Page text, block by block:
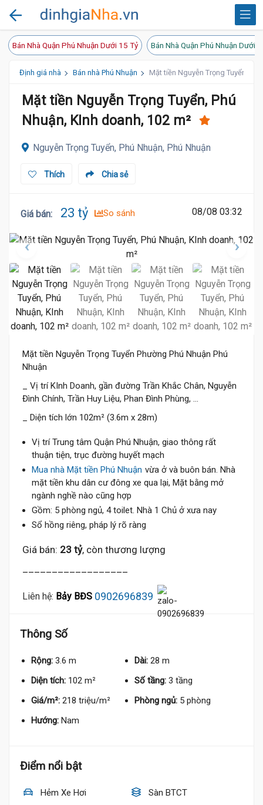
Bán Nhà Quận Phú Nhuận Dưới 15 Tỷ Bán Nhà Quận Phú Nhuận Dưới
Định giá nhà Bán nhà Phú Nhuận Mặt tiền Nguyễn Trọng Tuyển,
Mặt tiền Nguyễn Trọng Tuyển, Phú
Nhuận, KInh doanh, 102 m²
Nguyễn Trọng Tuyển, Phú Nhuận, Phú Nhuận
Chia sẻ
Thích
Giá bán: 23 tỷ So sánh 08/08 03:32
Mặt tiền Nguyễn Trọng Tuyển Phường Phú Nhuận Phú
Nhuận
_ Vị trí KInh Doanh, gần đường Trần Khắc Chân, Nguyễn
Đình Chính, Trần Huy Liệu, Phan Đình Phùng, ...
_ Diện tích lớn 102m² (3.6m x 28m)
Vị trí Trung tâm Quận Phú Nhuận, giao thông rất
thuận tiện, trục đường huyết mạch
Mua nhà Mặt tiền Phú Nhuận vừa ở và buôn bán. Nhà
mặt tiền khu dân cư đông xe qua lại, Mặt bằng mở
ngành nghề nào cũng hợp
Gồm: 5 phòng ngủ, 4 toilet. Nhà 1 Chủ ở xưa nay
Sổ hồng riêng, pháp lý rõ ràng
Giá bán: 23 tỷ, còn thương lượng
Liên hệ: Bảy BĐS 0902696839
Thông Số
Rộng: 3.6 m Dài: 28 m
Diện tích: 102 m² Số tầng: 3 tầng
Giá/m²: 218 triệu/m² Phòng ngủ: 5 phòng
Hướng: Nam
Điểm nổi bật
Hẻm Xe Hơi Sàn BTCT
20.9 Tỷ